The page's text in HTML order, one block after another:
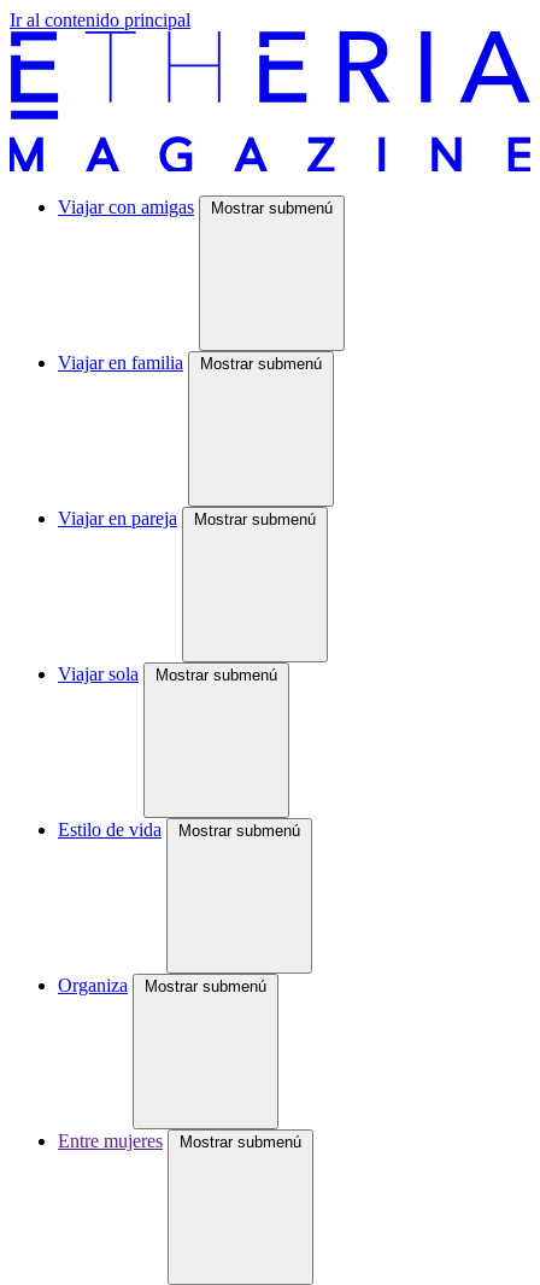
Ir al contenido principal
Viajar con amigas Mostrar submenú
Viajar en familia Mostrar submenú
Viajar en pareja Mostrar submenú
Viajar sola Mostrar submenú
Estilo de vida Mostrar submenú
Organiza Mostrar submenú
Entre mujeres Mostrar submenú